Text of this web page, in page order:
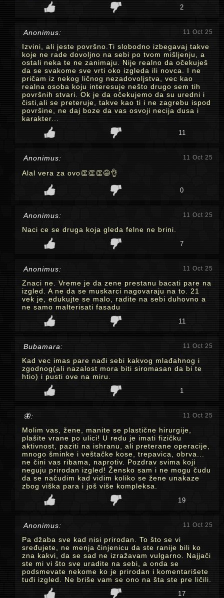
2
Anonimus: 11 Oct 25
Izvini, ali jeste površno.Ti slobodno izbegavaj takve
koje ne rade dovoljno na sebi po tvom mišljenju, a
ostali neka te ne zanimaju. Nije realno da očekuješ
da se svakome sve vrti oko izgleda ili novca. I ne
pričam iz nekog ličnog nezadovoljstva, vec kao
realna osoba koju interesuje nešto drugo sem tih
površnih stvari. Ok je da očekujemo da su uredni i
čisti,ali se preteruje, takve kao ti i ne zagrebu ispod
površine, ne daj boze da vas osvoji necija dusa i
karakter...
11
Anonimus: 11 Oct 25
Alal vera za ovo👏👏👏😅👌
0
Anonimus: 11 Oct 25
Naci ce se druga koja gleda felne ne brini.
7
Anonimus: 11 Oct 25
Znaci ne. Vreme je da zene prestanu bacati pare na
izgled. A ne da se muskarci nagovaraju na to. 21
vek je, edukujte se malo, radite na sebi duhovno a
ne samo malterisati fasadu
11
Bubamara: 11 Oct 25
Kad vec imas pare nađi sebi kakvog mlađahnog i
zgodnog(ali nazalost mora biti siromasan da bi te
htio) i pusti ove na miru.
1
🦋: 11 Oct 25
Molim vas, žene, manite se plastične hirurgije,
plašite vrane po ulici! U redu je imati fizičku
aktivnost, paziti na ishranu, ali preterane operacije,
mnogo šminke i veštačke kose, trepavica, obrva...
ne čini vas ribama, naprotiv. Pozdrav svima koji
neguju prirodan izgled! Žensko sam i ne mogu čudu
da se načudim kad vidim koliko se žene unakaze
zbog viška para i još više kompleksa.
19
Anonimus: 11 Oct 25
Pa džaba sve kad nisi prirodan. To što se vi
sređujete, ne menja činjenicu da ste ranije bili ko
zna kakvi, da se sad ne izražavam vulgarno. Najjači
ste mi vi što sve uradite na sebi, a onda se
podsmevate nekome ko je prirodan i komentarišete
tuđi izgled. Ne briše vam se ono na šta ste pre ličili.
17